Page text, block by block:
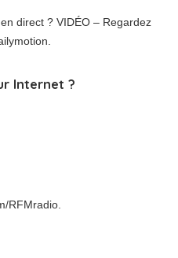
direct ? VIDÉO – Regardez
Internet ?
RFMradio.